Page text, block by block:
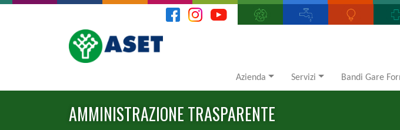
Azienda Servizi Bandi Gare
AMMINISTRAZIONE TRASPARENTE